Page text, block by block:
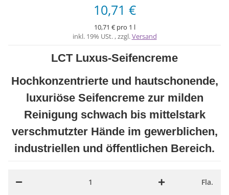
10,71 €
10,71 € pro 1 l
inkl. 19% USt. , zzgl.Versand
LCT Luxus-Seifencreme
Hochkonzentrierte und hautschonende,
luxuriöse Seifencreme zur milden
Reinigung schwach bis mittelstark
verschmutzter Hände im gewerblichen,
industriellen und öffentlichen Bereich.
Fla.